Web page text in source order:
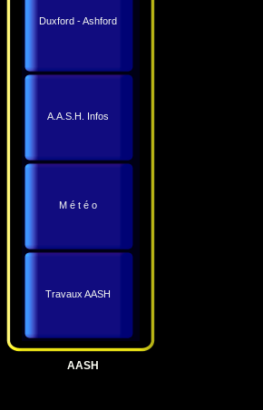
Duxford - Ashford
A.A.S.H. Infos
M é t é o
Travaux AASH
AASH